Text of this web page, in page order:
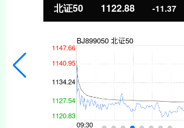
北证50 1122.88 -11.37